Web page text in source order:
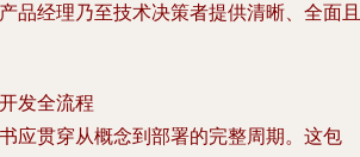
品经理乃至技术决策者提供清晰、全面且
发全流程
应贯穿从概念到部署的完整周期。这包